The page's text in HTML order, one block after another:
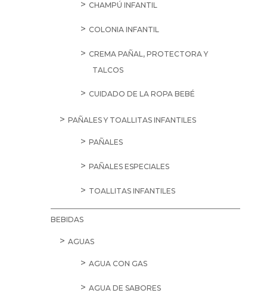
CHAMPÚ INFANTIL
COLONIA INFANTIL
CREMA PAÑAL, PROTECTORA Y
TALCOS
CUIDADO DE LA ROPA BEBÉ
PAÑALES Y TOALLITAS INFANTILES
PAÑALES
PAÑALES ESPECIALES
TOALLITAS INFANTILES
BEBIDAS
AGUAS
AGUA CON GAS
AGUA DE SABORES